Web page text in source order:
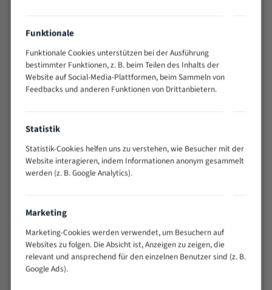
200 -
> 500
0,75/1,25
Vorteile:
Widerstandsfähig gegen Zahnbruch auch bei
schwierigen Werkstücken (Materialmischung,
wechselnde Verbindungslängen)
Sehr geringe Vibration
Technische Beschreibung:
Positiver Spanwinkel
Bandkörper aus hochlegiertem Federstahl
Funktionale
Funktionale Cookies unterstützen bei der Ausführung
bestimmter Funktionen, z. B. beim Teilen des Inhalts der
Website auf Social-Media-Plattformen, beim Sammeln von
Feedbacks und anderen Funktionen von Drittanbietern.
Statistik
Statistik-Cookies helfen uns zu verstehen, wie Besucher mit der
Website interagieren, indem Informationen anonym gesammelt
werden (z. B. Google Analytics).
Marketing
Marketing-Cookies werden verwendet, um Besuchern auf
Websites zu folgen. Die Absicht ist, Anzeigen zu zeigen, die
relevant und ansprechend für den einzelnen Benutzer sind (z. B.
Google Ads).